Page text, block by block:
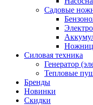
Садовые
Силовая техника
Генератор
Тепловые
Бренды
Новинки
Скидки